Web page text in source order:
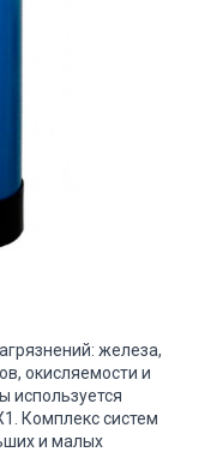
железа,
окисляемости и
используется
Комплекс систем
и малых